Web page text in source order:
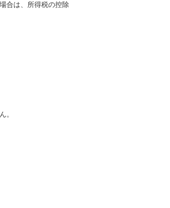
合は、所得税の控除
。